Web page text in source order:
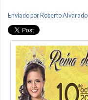
Enviado por Roberto Alvarado